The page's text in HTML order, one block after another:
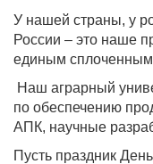
У нашей страны, у
России – это наше
единым сплоченным
Наш аграрный
по обеспечению
АПК, научные
Пусть праздник